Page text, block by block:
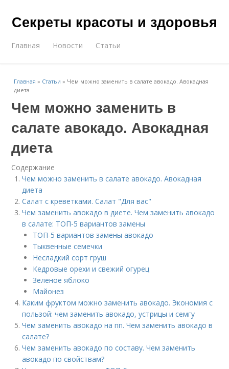
Секреты красоты и здоровья
Главная Новости Статьи
Главная » Статьи » Чем можно заменить в салате авокадо. Авокадная
диета
Чем можно заменить в
салате авокадо. Авокадная
диета
Содержание
Чем можно заменить в салате авокадо. Авокадная
диета
Салат с креветками. Салат "Для вас"
Чем заменить авокадо в диете. Чем заменить авокадо
в салате: ТОП-5 вариантов замены
ТОП-5 вариантов замены авокадо
Тыквенные семечки
Несладкий сорт груш
Кедровые орехи и свежий огурец
Зеленое яблоко
Майонез
Каким фруктом можно заменить авокадо. Экономия с
пользой: чем заменить авокадо, устрицы и семгу
Чем заменить авокадо на пп. Чем заменить авокадо в
салате?
Чем заменить авокадо по составу. Чем заменить
авокадо по свойствам?